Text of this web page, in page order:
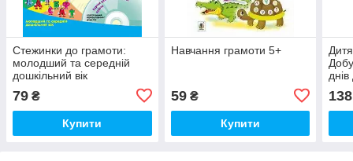
Стежинки до грамоти:
молодший та середній
дошкільний вік
79 ₴
Купити
Навчання грамоти 5+
59₴
Купити
138